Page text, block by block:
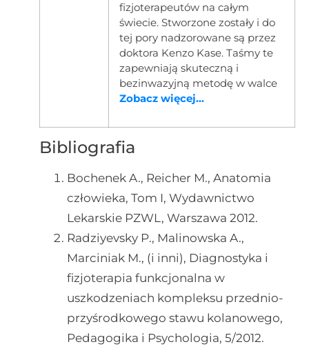
fizjoterapeutów na całym
świecie. Stworzone zostały i do
tej pory nadzorowane są przez
doktora Kenzo Kase. Taśmy te
zapewniają skuteczną i
bezinwazyjną metodę w walce
Zobacz więcej...
Bibliografia
Bochenek A., Reicher M., Anatomia
człowieka, Tom I, Wydawnictwo
Lekarskie PZWL, Warszawa 2012.
Radziyevsky P., Malinowska A.,
Marciniak M., (i inni), Diagnostyka i
fizjoterapia funkcjonalna w
uszkodzeniach kompleksu przednio-
przyśrodkowego stawu kolanowego,
Pedagogika i Psychologia, 5/2012.